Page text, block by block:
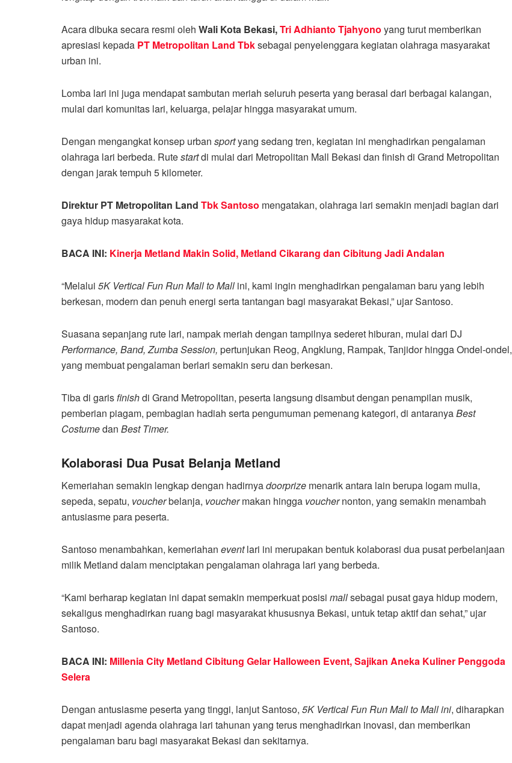
Acara dibuka secara resmi oleh Wali Kota Bekasi,Tri Adhianto Tjahyono yang turut memberikan
apresiasi kepada PT Metropolitan Land Tbksebagai penyelenggara kegiatan olahraga masyarakat
urban ini.
Lomba lari ini juga mendapat sambutan meriah seluruh peserta yang berasal dari berbagai kalangan,
mulai dari komunitas lari, keluarga, pelajar hingga masyarakat umum.
Dengan mengangkat konsep urban sportyang sedang tren, kegiatan ini menghadirkan pengalaman
olahraga lari berbeda. Rutestartdi mulai dari Metropolitan Mall Bekasi dan finish di Grand Metropolitan
dengan jarak tempuh 5 kilometer.
Direktur PT Metropolitan Land Tbk Santoso mengatakan, olahraga lari semakin menjadi bagian dari
gaya hidup masyarakat kota.
BACA INI: Kinerja Metland Makin Solid, Metland Cikarang dan Cibitung Jadi Andalan
“Melalui 5K Vertical Fun Run Mall to Mall ini, kami ingin menghadirkan pengalaman baru yang lebih
berkesan, modern dan penuh energi serta tantangan bagi masyarakat Bekasi,” ujar Santoso.
Suasana sepanjang rute lari, nampak meriah dengan tampilnya sederet hiburan, mulai dari DJ
Performance, Band, Zumba Session, pertunjukan Reog, Angklung, Rampak, Tanjidor hingga Ondel-ondel,
yang membuat pengalaman berlari semakin seru dan berkesan.
Tiba di garisfinishdi Grand Metropolitan, peserta langsung disambut dengan penampilan musik,
pemberian piagam, pembagian hadiah serta pengumuman pemenang kategori, di antaranyaBest
Costumedan Best Timer.
Kolaborasi Dua Pusat Belanja Metland
Kemeriahan semakin lengkap dengan hadirnyadoorprize menarik antara lain berupa logam mulia,
sepeda, sepatu, voucherbelanja, vouchermakan hingga vouchernonton, yang semakin menambah
antusiasme para peserta.
Santoso menambahkan, kemeriahan eventlari ini merupakan bentuk kolaborasi dua pusat perbelanjaan
milik Metland dalam menciptakan pengalaman olahraga lari yang berbeda.
“Kami berharap kegiatan ini dapat semakin memperkuat posisi mallsebagai pusat gaya hidup modern,
sekaligus menghadirkan ruang bagi masyarakat khususnya Bekasi, untuk tetap aktif dan sehat,” ujar
Santoso.
BACA INI: Millenia City Metland Cibitung Gelar Halloween Event, Sajikan Aneka Kuliner Penggoda
Selera
Dengan antusiasme peserta yang tinggi, lanjut Santoso, 5K Vertical Fun Run Mall to Mall ini, diharapkan
dapat menjadi agenda olahraga lari tahunan yang terus menghadirkan inovasi, dan memberikan
pengalaman baru bagi masyarakat Bekasi dan sekitarnya.